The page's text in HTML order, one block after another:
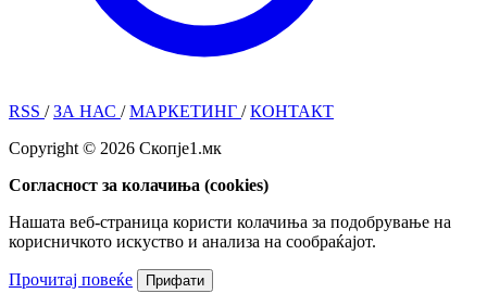
RSS /ЗА НАС /МАРКЕТИНГ /КОНТАКТ
Copyright © 2026 Скопје1.мк
Согласност за колачиња (cookies)
Нашата веб-страница користи колачиња за подобрување на
корисничкото искуство и анализа на сообраќајот.
Прочитај повеќе Прифати